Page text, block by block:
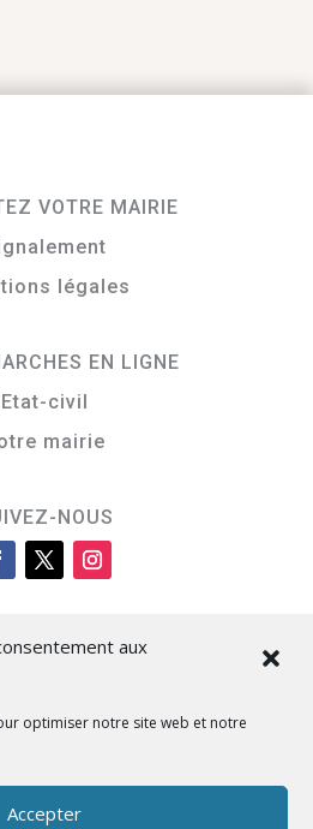
aux
optimiser notre site web et notre
Accepter
VOTRE MAIRIE
légales
EN LIGNE
Etat-civil
mairie
NOUS
L’Isula